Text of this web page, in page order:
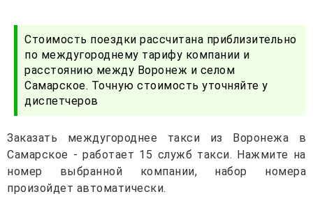
Стоимость поездки рассчитана приблизительно
по междугороднему тарифу компании и
расстоянию между Воронеж и селом
Самарское. Точную стоимость уточняйте у
диспетчеров
Заказать междугороднее такси из Воронежа в
Самарское - работает 15 служб такси. Нажмите на
номер выбранной компании, набор номера
произойдет автоматически.